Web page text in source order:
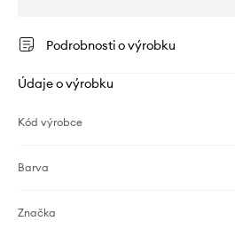
Podrobnosti o výrobku
Údaje o výrobku
Kód výrobce
Barva
Značka